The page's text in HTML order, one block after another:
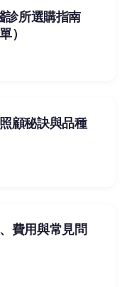
診所選購指南
）
顧秘訣與品種
費用與常見問